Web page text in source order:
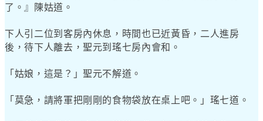
了。』陳姑道。
下人引二位到客房內休息，時間也已近黃昏，二人進房
後，待下人離去，聖元到瑤七房內會和。
「姑娘，這是？」聖元不解道。
「莫急，請將軍把剛剛的食物袋放在桌上吧。」瑤七道。